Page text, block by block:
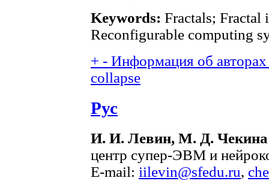
Keywords: Fractals; Fractal
Reconfigurable computing
+ - Информация об
collapse
Рус
И. И. Левин, М. Д. Чекина
центр супер-ЭВМ и
E-mail: iilevin@sfedu.ru,